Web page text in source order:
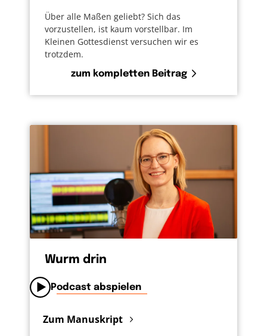
Über alle Maßen geliebt? Sich das
vorzustellen, ist kaum vorstellbar. Im
Kleinen Gottesdienst versuchen wir es
trotzdem.
zum kompletten Beitrag
Wurm drin
Podcast abspielen
Zum Manuskript